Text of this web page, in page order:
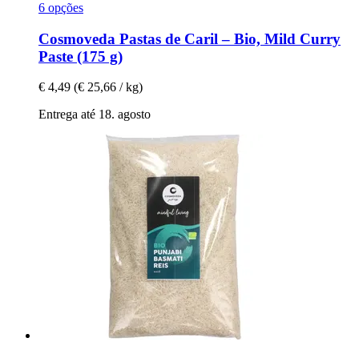
6 opções
Cosmoveda Pastas de Caril – Bio, Mild Curry
Paste (175 g)
€ 4,49 (€ 25,66 / kg)
Entrega até 18. agosto